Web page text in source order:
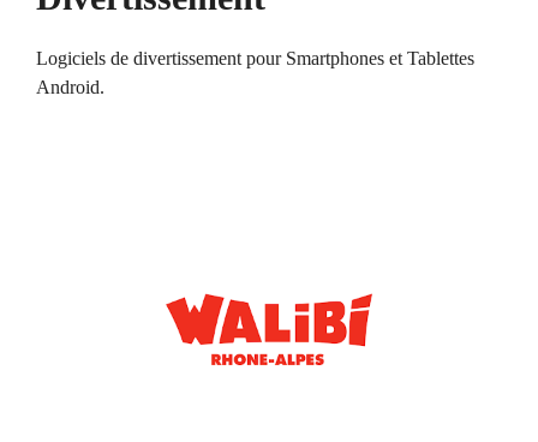
Logiciels de divertissement pour Smartphones et Tablettes
Android.